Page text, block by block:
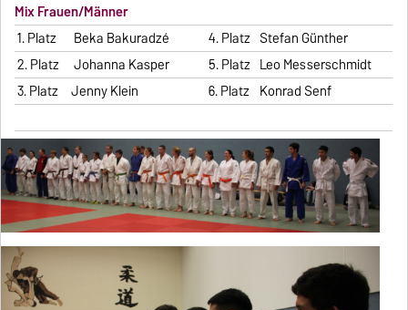
Mix Frauen/Männer
1. Platz
Beka Bakuradzé 4. Platz Stefan Günther
2. Platz
Johanna Kasper 5. Platz Leo Messerschmidt
3. Platz
Jenny Klein 6. Platz Konrad Senf